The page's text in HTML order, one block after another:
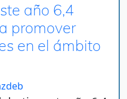
año 6,4
promover
en el ámbito